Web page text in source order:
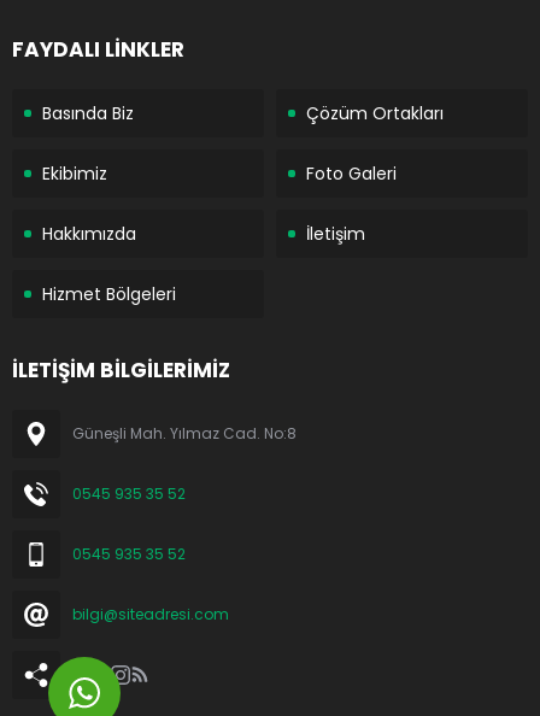
FAYDALI LİNKLER
Basında Biz Çözüm Ortakları
Ekibimiz Foto Galeri
Hakkımızda İletişim
Hizmet Bölgeleri
İLETİŞİM BİLGİLERİMİZ
Güneşli Mah. Yılmaz Cad. No:8
0545 935 35 52
0545 935 35 52
bilgi@siteadresi.com